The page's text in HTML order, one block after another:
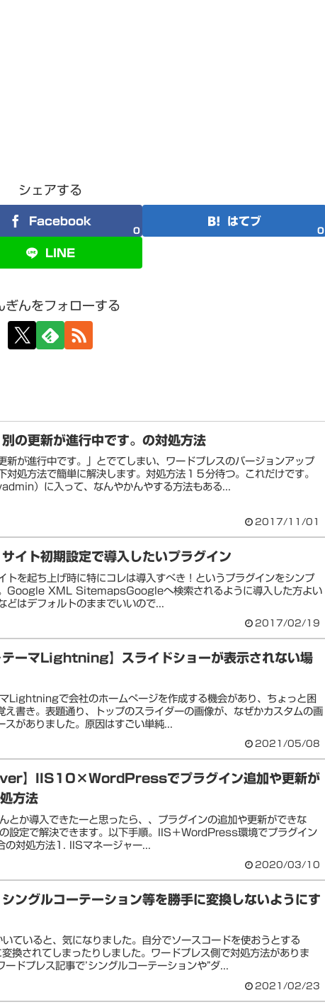
シェアする
Facebook
0
はてブ
0
LINE
ぎんをフォローする
の更新が進行中です。の対処方法
新が進行中です。」とでてしまい、ワードプレスのバージョンアップ
対処方法で簡単に解決します。対処方法１５分待つ。これだけです。
）に入って、なんやかんやする方法もある...
2017/11/01
イト初期設定で導入したいプラグイン
トを起ち上げ時に特にコレは導入すべき！というプラグインをシンプ
。Google XML SitemapsGoogleへ検索されるように導入した方よい
どはデフォルトのままでいいので...
2017/02/19
ーマLightning】スライドショーが表示されない場
Lightningで会社のホームぺージを作成する機会があり、ちょっと困
え書き。表題通り、トップのスライダーの画像が、なぜかカスタムの画
スがありました。原因はすごい単純...
2021/05/08
】IIS10×WordPressでプラグイン追加や更新が
方法
とか導入できたーと思ったら、、プラグインの追加や更新ができな
設定で解決できます。以下手順。IIS＋WordPress環境でプラグイン
の対処方法1. IISマネージャー...
2020/03/10
ングルコーテーション等を勝手に変換しないようにす
ていると、気になりました。自分でソースコードを使おうとする
換されてしまったりしました。ワードプレス側で対処方法がありま
ードプレス記事で’シングルコーテーションや”ダ...
2021/02/23